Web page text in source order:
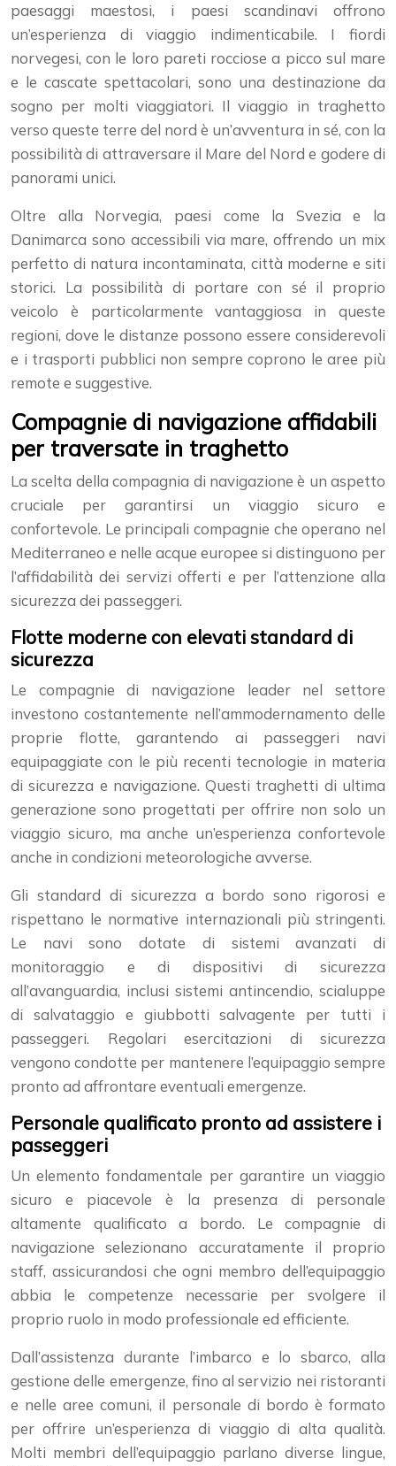
paesaggi maestosi, i paesi scandinavi offrono
un’esperienza di viaggio indimenticabile. I fiordi
norvegesi, con le loro pareti rocciose a picco sul mare
e le cascate spettacolari, sono una destinazione da
sogno per molti viaggiatori. Il viaggio in traghetto
verso queste terre del nord è un’avventura in sé, con la
possibilità di attraversare il Mare del Nord e godere di
panorami unici.
Oltre alla Norvegia, paesi come la Svezia e la
Danimarca sono accessibili via mare, offrendo un mix
perfetto di natura incontaminata, città moderne e siti
storici. La possibilità di portare con sé il proprio
veicolo è particolarmente vantaggiosa in queste
regioni, dove le distanze possono essere considerevoli
e i trasporti pubblici non sempre coprono le aree più
remote e suggestive.
Compagnie di navigazione affidabili
per traversate in traghetto
La scelta della compagnia di navigazione è un aspetto
cruciale per garantirsi un viaggio sicuro e
confortevole. Le principali compagnie che operano nel
Mediterraneo e nelle acque europee si distinguono per
l’affidabilità dei servizi offerti e per l’attenzione alla
sicurezza dei passeggeri.
Flotte moderne con elevati standard di
sicurezza
Le compagnie di navigazione leader nel settore
investono costantemente nell’ammodernamento delle
proprie flotte, garantendo ai passeggeri navi
equipaggiate con le più recenti tecnologie in materia
di sicurezza e navigazione. Questi traghetti di ultima
generazione sono progettati per offrire non solo un
viaggio sicuro, ma anche un’esperienza confortevole
anche in condizioni meteorologiche avverse.
Gli standard di sicurezza a bordo sono rigorosi e
rispettano le normative internazionali più stringenti.
Le navi sono dotate di sistemi avanzati di
monitoraggio e di dispositivi di sicurezza
all’avanguardia, inclusi sistemi antincendio, scialuppe
di salvataggio e giubbotti salvagente per tutti i
passeggeri. Regolari esercitazioni di sicurezza
vengono condotte per mantenere l’equipaggio sempre
pronto ad affrontare eventuali emergenze.
Personale qualificato pronto ad assistere i
passeggeri
Un elemento fondamentale per garantire un viaggio
sicuro e piacevole è la presenza di personale
altamente qualificato a bordo. Le compagnie di
navigazione selezionano accuratamente il proprio
staff, assicurandosi che ogni membro dell’equipaggio
abbia le competenze necessarie per svolgere il
proprio ruolo in modo professionale ed efficiente.
Dall’assistenza durante l’imbarco e lo sbarco, alla
gestione delle emergenze, fino al servizio nei ristoranti
e nelle aree comuni, il personale di bordo è formato
per offrire un’esperienza di viaggio di alta qualità.
Molti membri dell’equipaggio parlano diverse lingue,